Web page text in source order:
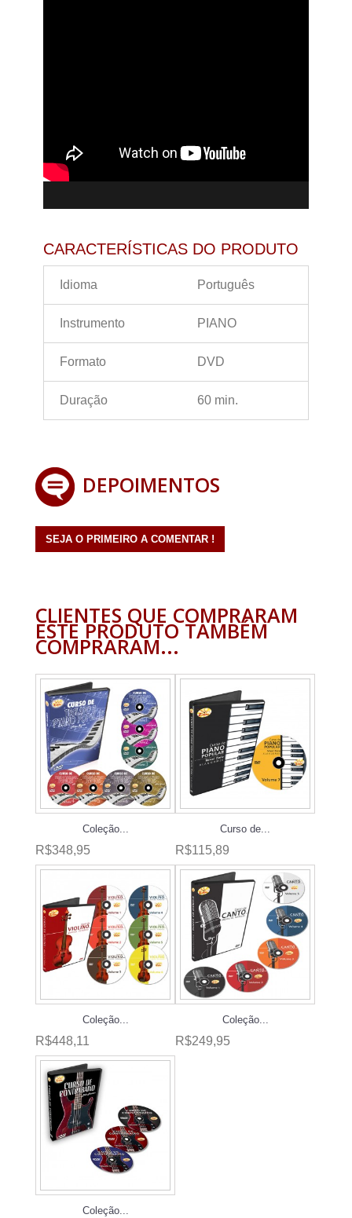
CARACTERÍSTICAS DO PRODUTO
Idioma Português
Instrumento PIANO
Formato DVD
Duração 60 min.
DEPOIMENTOS
SEJA O PRIMEIRO A COMENTAR !
CLIENTES QUE COMPRARAM
ESTE PRODUTO TAMBÉM
COMPRARAM...
Coleção...
R$348,95
Curso de...
R$115,89
Coleção...
R$448,11
Coleção...
R$249,95
Coleção...